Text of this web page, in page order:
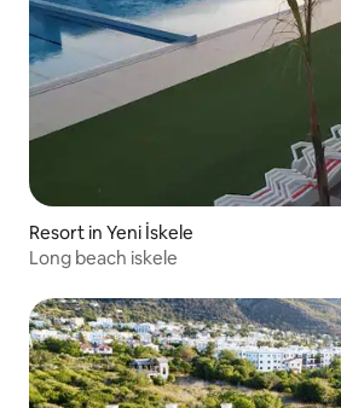
Resort in Yeni İskele
Long beach iskele